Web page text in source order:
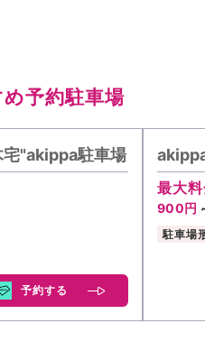
予約駐車場
"akippa駐車場
予約する
最大
900円
駐車場